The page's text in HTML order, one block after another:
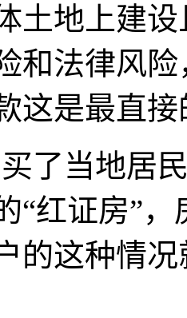
土地上建
和法律风
这是最直
了当地居
“红证房”
的这种情